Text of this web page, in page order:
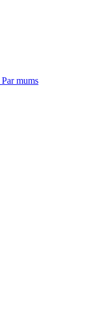
Par mums